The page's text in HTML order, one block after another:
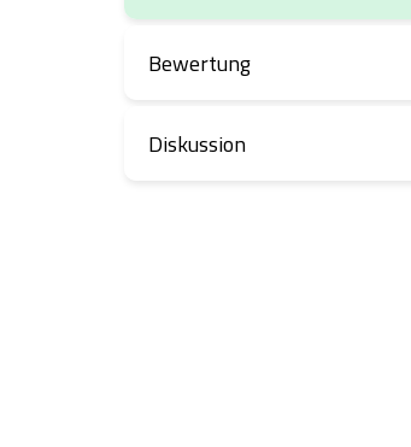
Bewertung
Diskussion